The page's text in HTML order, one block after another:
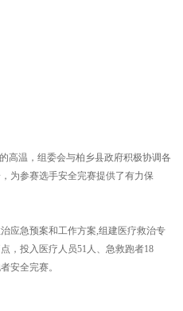
高温，组委会与柏乡县政府积极协调各
为参赛选手安全完赛提供了有力保
应急预案和工作方案,组建医疗救治专
，投入医疗人员51人、急救跑者18
安全完赛。